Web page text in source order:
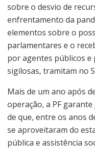
sobre o desvio de
enfrentamento da
elementos sobre o
parlamentares e o
por agentes públicos e
sigilosas, tramitam no
Mais de um ano após
operação, a PF
de que, entre os anos
se aproveitaram do
pública e assistência